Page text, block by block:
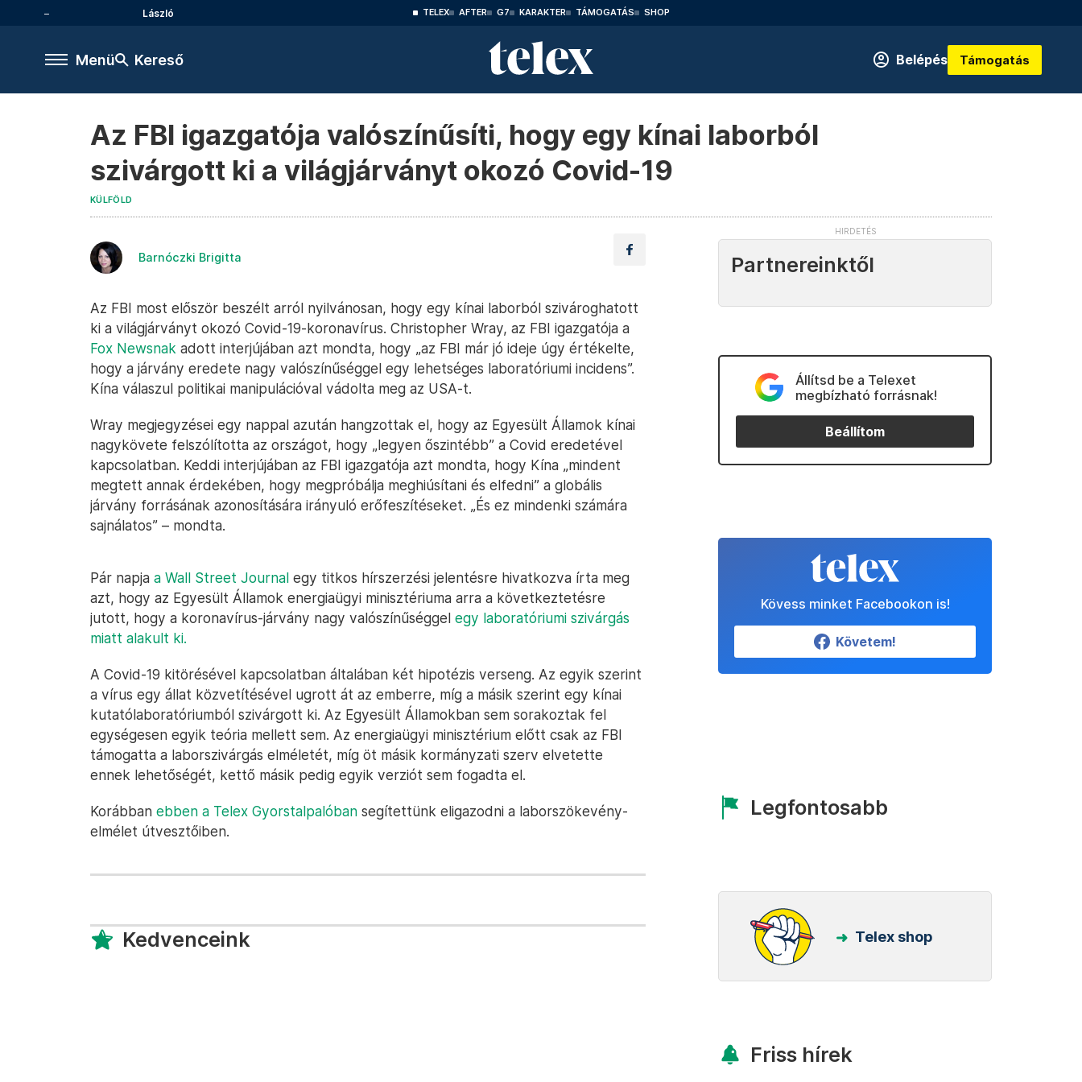
László TELEX AFTER G7 KARAKTER TÁMOGATÁS SHOP
Menü Kereső Belépés Támogatás
Az FBI igazgatója valószínűsíti, hogy egy kínai laborból
szivárgott ki a világjárványt okozó Covid-19
KÜLFÖLD
Barnóczki Brigitta
Az FBI most először beszélt arról nyilvánosan, hogy egy kínai laborból szivároghatott
ki a világjárványt okozó Covid-19-koronavírus. Christopher Wray, az FBI igazgatója a
Fox Newsnak adott interjújában azt mondta, hogy „az FBI már jó ideje úgy értékelte,
hogy a járvány eredete nagy valószínűséggel egy lehetséges laboratóriumi incidens”.
Kína válaszul politikai manipulációval vádolta meg az USA-t.
Wray megjegyzései egy nappal azután hangzottak el, hogy az Egyesült Államok kínai
nagykövete felszólította az országot, hogy „legyen őszintébb” a Covid eredetével
kapcsolatban. Keddi interjújában az FBI igazgatója azt mondta, hogy Kína „mindent
megtett annak érdekében, hogy megpróbálja meghiúsítani és elfedni” a globális
járvány forrásának azonosítására irányuló erőfeszítéseket. „És ez mindenki számára
sajnálatos” – mondta.
Pár napja a Wall Street Journal egy titkos hírszerzési jelentésre hivatkozva írta meg
azt, hogy az Egyesült Államok energiaügyi minisztériuma arra a következtetésre
jutott, hogy a koronavírus-járvány nagy valószínűséggel egy laboratóriumi szivárgás
miatt alakult ki.
A Covid-19 kitörésével kapcsolatban általában két hipotézis verseng. Az egyik szerint
a vírus egy állat közvetítésével ugrott át az emberre, míg a másik szerint egy kínai
kutatólaboratóriumból szivárgott ki. Az Egyesült Államokban sem sorakoztak fel
egységesen egyik teória mellett sem. Az energiaügyi minisztérium előtt csak az FBI
támogatta a laborszivárgás elméletét, míg öt másik kormányzati szerv elvetette
ennek lehetőségét, kettő másik pedig egyik verziót sem fogadta el.
Korábban ebben a Telex Gyorstalpalóban segítettünk eligazodni a laborszökevény-
elmélet útvesztőiben.
Kedvenceink
Partnereinktől
Állítsd be a Telexet
megbízható forrásnak!
Beállítom
Kövess minket Facebookon is!
Követem!
Legfontosabb
Telex shop
Friss hírek